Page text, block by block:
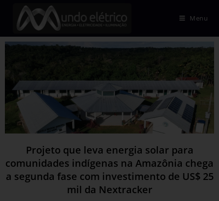
Menu
Projeto que leva energia solar para
comunidades indígenas na Amazônia chega
a segunda fase com investimento de US$ 25
mil da Nextracker